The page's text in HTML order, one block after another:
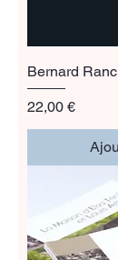
Bernard
Prix
22,00 €